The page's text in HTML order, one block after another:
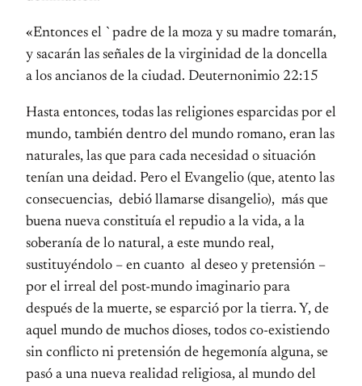
«Entonces el `padre de la moza y su madre tomarán,
y sacarán las señales de la virginidad de la doncella
a los ancianos de la ciudad. Deuternonimio 22:15
Hasta entonces, todas las religiones esparcidas por el
mundo, también dentro del mundo romano, eran las
naturales, las que para cada necesidad o situación
tenían una deidad. Pero el Evangelio (que, atento las
consecuencias, debió llamarse disangelio), más que
buena nueva constituía el repudio a la vida, a la
soberanía de lo natural, a este mundo real,
sustituyéndolo – en cuanto al deseo y pretensión –
por el irreal del post-mundo imaginario para
después de la muerte, se esparció por la tierra. Y, de
aquel mundo de muchos dioses, todos co-existiendo
sin conflicto ni pretensión de hegemonía alguna, se
pasó a una nueva realidad religiosa, al mundo del